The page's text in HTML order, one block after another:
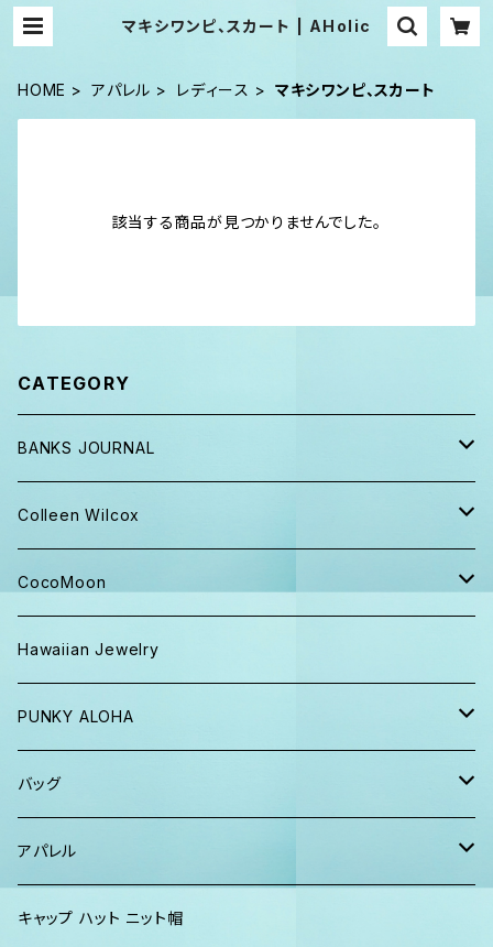
マキシワンピ、スカート | AHolic
HOME アパレル レディース マキシワンピ、スカート
該当する商品が見つかりませんでした。
CATEGORY
BANKS JOURNAL
キャップ ニット帽
パンツ
Tシャツ、ロンT
半袖シャツ
ショーツ、短パン
パーカー、スウェット
Colleen Wilcox
ポーチ
バッグ
iPhoneケース
その他
タオル
CocoMoon
おくるみ
おくるみ&スタイ ギフト
マスク
ガウン&帽子セット
Hawaiian Jewelry
PUNKY ALOHA
トートバッグ・ポーチ
ハンカチタオル
ワンピース
バッグ
ポーチ
巾着バッグ
アパレル
キッズ
キャップ ハット ニット帽